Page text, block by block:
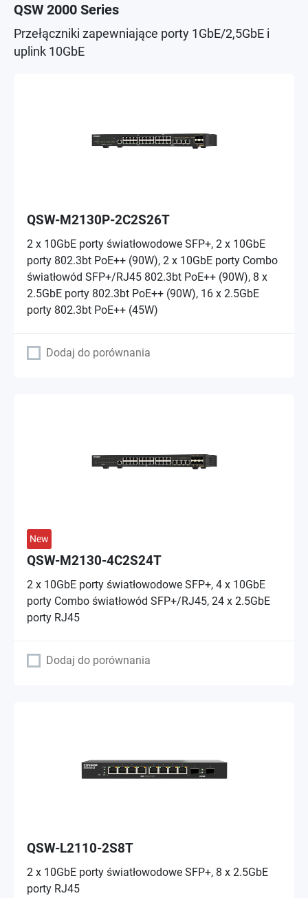
QSW 2000 Series
Przełączniki zapewniające porty 1GbE/2,5GbE i
uplink 10GbE
QSW-M2130P-2C2S26T
2 x 10GbE porty światłowodowe SFP+, 2 x 10GbE
porty 802.3bt PoE++ (90W), 2 x 10GbE porty Combo
światłowód SFP+/RJ45 802.3bt PoE++ (90W), 8 x
2.5GbE porty 802.3bt PoE++ (90W), 16 x 2.5GbE
porty 802.3bt PoE++ (45W)
Dodaj do porównania
New
QSW-M2130-4C2S24T
2 x 10GbE porty światłowodowe SFP+, 4 x 10GbE
porty Combo światłowód SFP+/RJ45, 24 x 2.5GbE
porty RJ45
Dodaj do porównania
QSW-L2110-2S8T
2 x 10GbE porty światłowodowe SFP+, 8 x 2.5GbE
porty RJ45